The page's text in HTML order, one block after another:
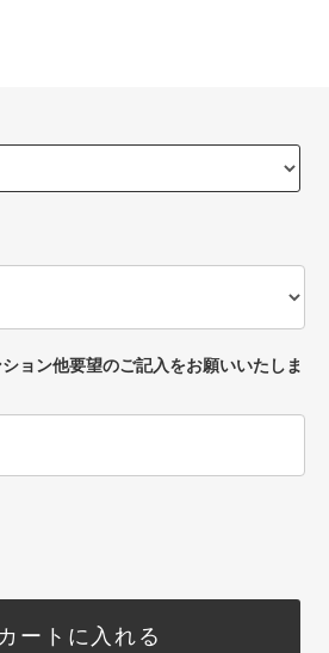
ョン他要望のご記入をお願いいたしま
カートに入れる